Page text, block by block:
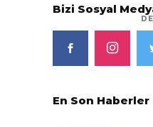
Bizi Sosyal
En Son Haberler